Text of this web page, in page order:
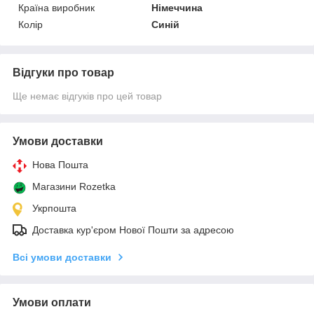
Країна виробник
Німеччина
Колір
Синій
Відгуки про товар
Ще немає відгуків про цей товар
Умови доставки
Нова Пошта
Магазини Rozetka
Укрпошта
Доставка кур'єром Нової Пошти за адресою
Всі умови доставки
Умови оплати